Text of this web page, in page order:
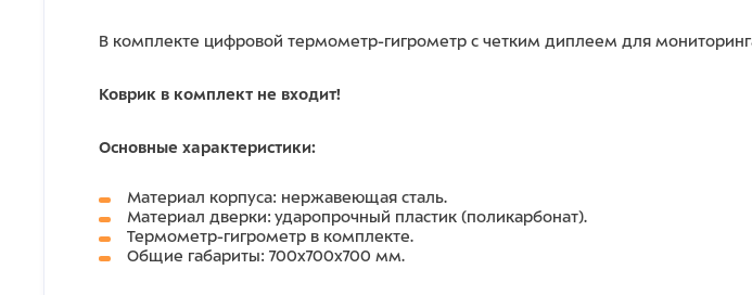
В комплекте цифровой термометр-гигрометр с четким диплеем для
Коврик в комплект не входит!
Основные характеристики:
Материал корпуса: нержавеющая сталь.
Материал дверки: ударопрочный пластик (поликарбонат).
Термометр-гигрометр в комплекте.
Общие габариты: 700х700х700 мм.